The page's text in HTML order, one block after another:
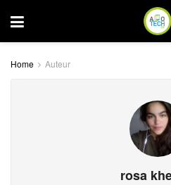
Home Auteur
rosa